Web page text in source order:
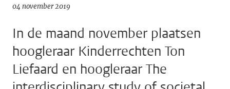
04 november 2019
In de maand november plaatsen
hoogleraar Kinderrechten Ton
Liefaard en hoogleraar The